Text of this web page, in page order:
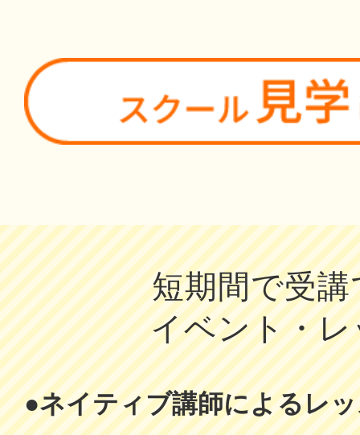
短期間で受
イベント・
●ネイティブ講師によるレ